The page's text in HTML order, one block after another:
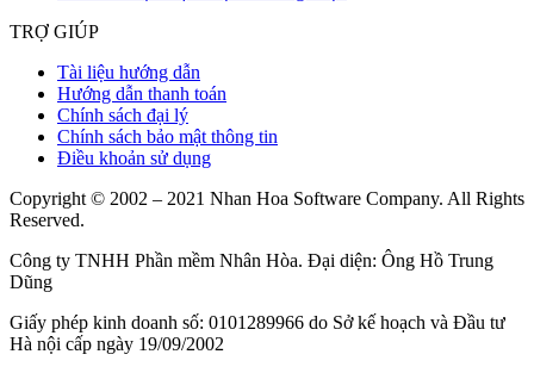
TRỢ GIÚP
Tài liệu hướng dẫn
Hướng dẫn thanh toán
Chính sách đại lý
Chính sách bảo mật thông tin
Điều khoản sử dụng
Copyright © 2002 – 2021 Nhan Hoa Software Company. All Rights
Reserved.
Công ty TNHH Phần mềm Nhân Hòa. Đại diện: Ông Hồ Trung
Dũng
Giấy phép kinh doanh số: 0101289966 do Sở kế hoạch và Đầu tư
Hà nội cấp ngày 19/09/2002